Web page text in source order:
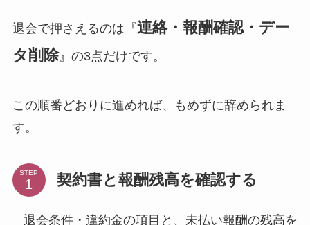
退会で押さえるのは『連絡・報酬確認・デー
タ削除』の3点だけです。
この順番どおりに進めれば、もめずに辞められま
す。
STEP 契約書と報酬残高を確認する
退会条件・違約金の項目と、未払い報酬の残高を